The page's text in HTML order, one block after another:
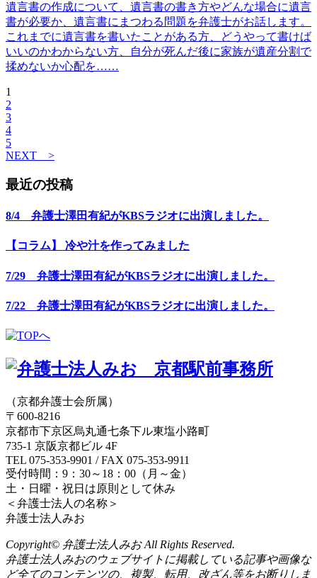
遺言書の作成について、遺言書の書き方やどんな場合に遺言
書が必要か、遺言書にまつわる問題を弁護士がお話します。
これまでに遺言書を書いたことがある方、どうやって書けば
いいのかわからない方、自分が死んだ後に家族が遺産分割で
揉めないか心配を……
1
2
3
4
5
NEXT >
最近の投稿
8/4 弁護士澤田有紀がKBSラジオに出演しました。
【コラム】 冷や汁を作ってみました
7/29 弁護士澤田有紀がKBSラジオに出演しました。
7/22 弁護士澤田有紀がKBSラジオに出演しました。
（京都弁護士会所属）
〒600-8216
京都市下京区烏丸通七条下ル東塩小路町
735-1 京阪京都ビル 4F
TEL 075-353-9901 / FAX 075-353-9911
受付時間：9：30～18：00（月～金）
土・日曜・祝日は原則として休み
＜弁護士法人の名称＞
弁護士法人みお
Copyright© 弁護士法人みお All Rights Reserved.
弁護士法人みおのウェブサイトに掲載している記事や画像な
ど全てのコンテンツの、複製、転用、改ざん等をお断りしま